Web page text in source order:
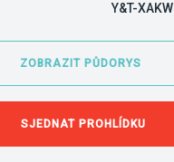
Y&T-XAKW
ZOBRAZIT PŮDORYS
SJEDNAT PROHLÍDKU